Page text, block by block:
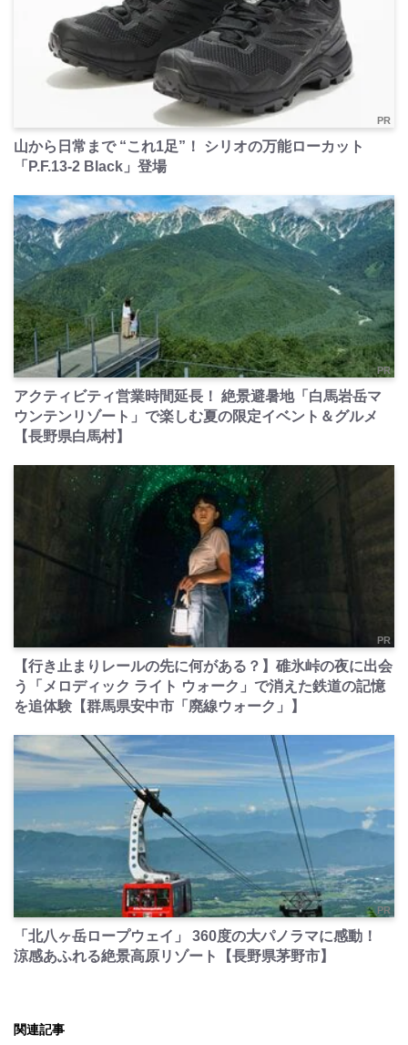
PR
山から日常まで “これ1足”！ シリオの万能ローカット
「P.F.13-2 Black」登場
PR
アクティビティ営業時間延長！ 絶景避暑地「白馬岩岳マ
ウンテンリゾート」で楽しむ夏の限定イベント＆グルメ
【長野県白馬村】
PR
【行き止まりレールの先に何がある？】碓氷峠の夜に出会
う「メロディック ライト ウォーク」で消えた鉄道の記憶
を追体験【群馬県安中市「廃線ウォーク」】
PR
「北八ヶ岳ロープウェイ」 360度の大パノラマに感動！
涼感あふれる絶景高原リゾート【長野県茅野市】
関連記事